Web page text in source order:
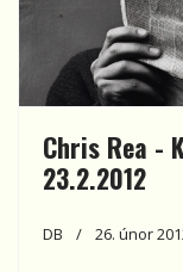
Chris Rea -
23.2.2012
DB 26. únor